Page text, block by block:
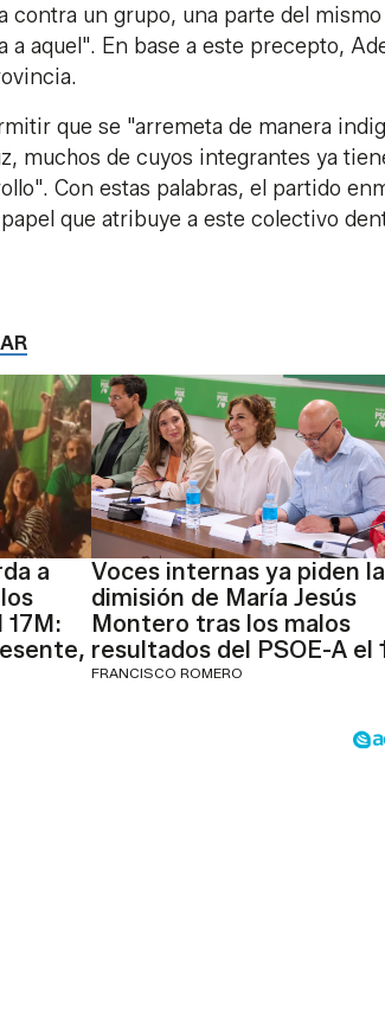
contra un grupo, una parte del
aquel". En base a este precepto,
que se "arremeta de manera
muchos de cuyos integrantes ya
Con estas palabras, el partido
que atribuye a este colectivo
a
Voces internas ya piden la
dimisión de María Jesús
Montero tras los malos
resultados del PSOE-A el
FRANCISCO ROMERO